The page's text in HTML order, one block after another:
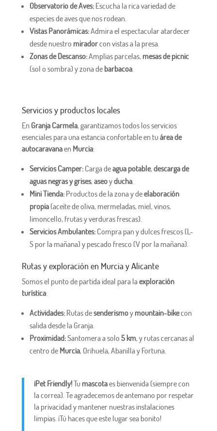
Observatorio de Aves:Escucha la rica variedad de
especies de aves que nos rodean.
Vistas Panorámicas:Admira el espectacular atardecer
desde nuestro miradorcon vistas a la presa.
Zonas de Descanso:Amplias parcelas, mesas de picnic
(sol o sombra) y zona de barbacoa.
Servicios y productos locales
En Granja Carmela, garantizamos todos los servicios
esenciales para una estancia confortable en tuárea de
autocaravanaen Murcia:
Servicios Camper:Carga deagua potable, descarga de
aguas negras y grises, aseoyducha.
Mini Tienda:Productos de la zona y deelaboración
propia(aceite de oliva, mermeladas, miel, vinos,
limoncello, frutas y verduras frescas).
Servicios Ambulantes:Compra pan y dulces frescos (L-
S por la mañana) y pescado fresco (V por la mañana).
Rutas y exploración en Murcia y Alicante
Somos el punto de partida ideal para laexploración
turística:
Actividades:Rutas desenderismoy mountain-bikecon
salida desde la Granja.
Proximidad:Santomera a solo 5 km, y rutas cercanas al
centro de Murcia, Orihuela, Abanilla y Fortuna.
¡Pet Friendly!Tu mascotaes bienvenida (siempre con
la correa). Te agradecemos de antemano por respetar
la privacidad y mantener nuestras instalaciones
limpias. ¡Tú haces que este lugar sea bonito!